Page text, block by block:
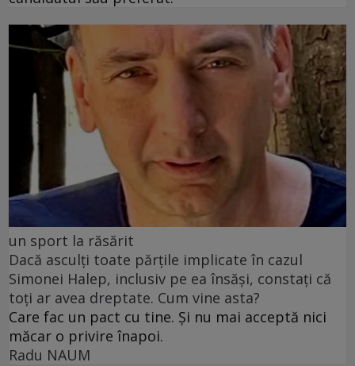
un sport la răsărit
Dacă asculți toate părțile implicate în cazul
Simonei Halep, inclusiv pe ea însăși, constați că
toți ar avea dreptate. Cum vine asta?
Care fac un pact cu tine. Și nu mai acceptă nici
măcar o privire înapoi.
Radu NAUM